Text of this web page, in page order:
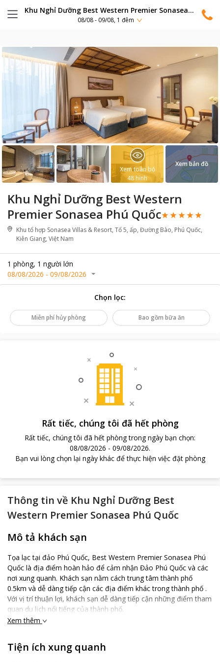
Khu Nghỉ Dưỡng Best Western Premier Sonasea Phú Quốc
08/08 - 09/08, 1 đêm
Khu Nghỉ Dưỡng Best Western
Premier Sonasea Phú Quốc
Khu tổ hợp Sonasea Villas & Resort, Tổ 5, ấp, Đường Bào, Phú Quốc,
Kiên Giang, Việt Nam
1 phòng, 1 người lớn
08/08/2026 - 09/08/2026
Xem toàn bộ
48 hình
Xem bản đồ
Chọn lọc:
Miễn phí hủy phòng Bao gồm bữa ăn
Rất tiếc, chúng tôi đã hết phòng
Rất tiếc, chúng tôi đã hết phòng trong ngày bạn chọn:
08/08/2026 - 09/08/2026.
Bạn vui lòng chọn lại ngày khác để thực hiện việc đặt phòng
Thông tin về Khu Nghỉ Dưỡng Best
Western Premier Sonasea Phú Quốc
Mô tả khách sạn
Tọa lạc tại đảo Phú Quốc, Best Western Premier Sonasea Phú
Quốc là địa điểm hoàn hảo để cảm nhận Đảo Phú Quốc và các
nơi xung quanh. Khách sạn nằm cách trung tâm thành phố
0.5km và dễ dàng tiếp cận các địa điểm khác trong thành phố .
Với vị trí thuận lợi, khách sạn dễ dàng tiếp cận những điểm tham
quan du lịch nổi tiếng của thành phố.
Tận dụng vô số các dịch vụ và tiện nghi thượng hạng tại đảo
Có Wi-Fi miễn phí trong tất cả các phòng.
Xem thêm
Tiện ích xung quanh